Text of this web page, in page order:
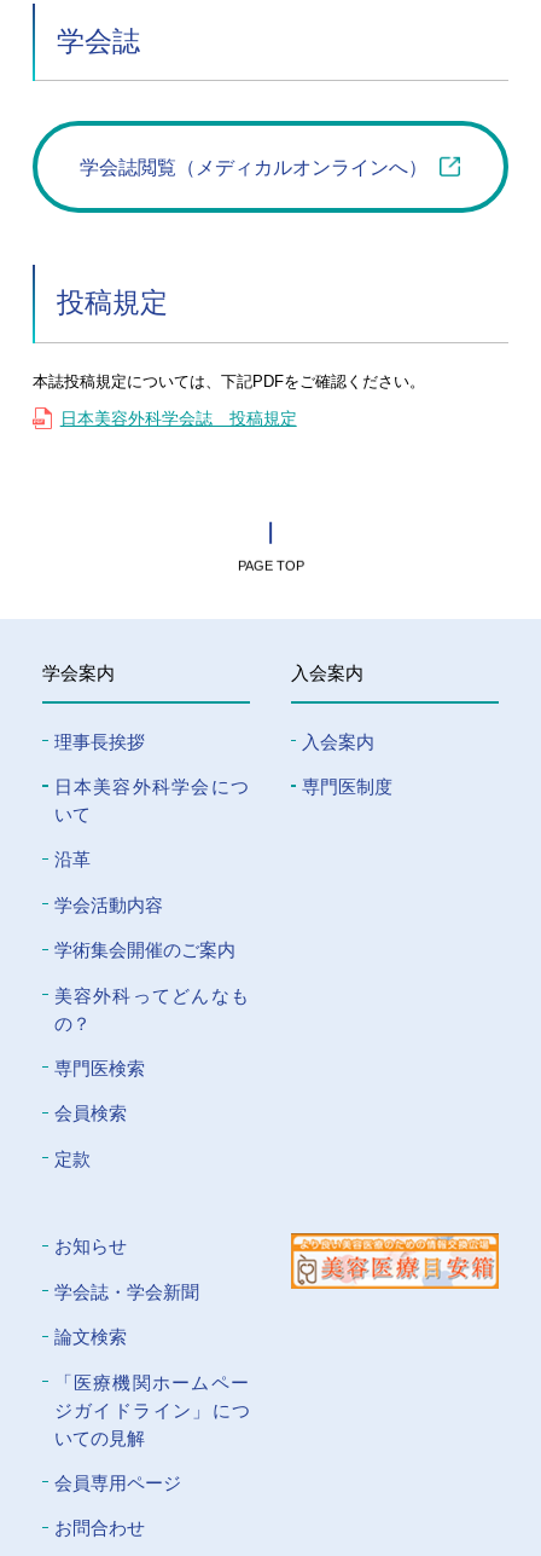
学会誌
学会誌閲覧（メディカルオンラインへ）
投稿規定
本誌投稿規定については、下記PDFをご確認ください。
日本美容外科学会誌 投稿規定
PAGE TOP
学会案内
理事長挨拶
⽇本美容外科学会につ
いて
沿革
学会活動内容
学術集会開催のご案内
美容外科ってどんなも
の？
専門医検索
会員検索
定款
入会案内
入会案内
専門医制度
お知らせ
学会誌・学会新聞
論文検索
「医療機関ホームペー
ジガイドライン」につ
いての⾒解
会員専⽤ページ
お問合わせ